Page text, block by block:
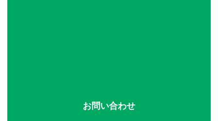
お問い合わせ